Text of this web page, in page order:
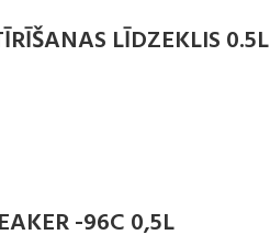
LĪDZEKLIS 0.5L
-96C 0,5L